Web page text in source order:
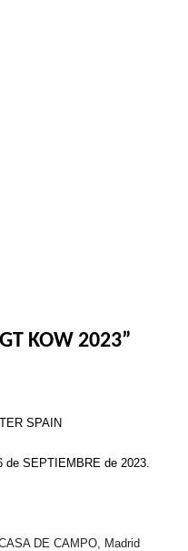
KOW 2023”
SPAIN
de SEPTIEMBRE de 2023
DE CAMPO , Madrid